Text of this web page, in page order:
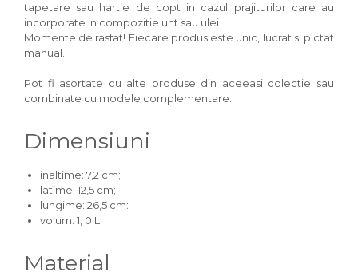
tapetare sau hartie de copt in cazul prajiturilor care au
incorporate in compozitie unt sau ulei.
Momente de rasfat! Fiecare produs este unic, lucrat si pictat
manual.
Pot fi asortate cu alte produse din aceeasi colectie sau
combinate cu modele complementare.
Dimensiuni
inaltime: 7,2 cm;
latime: 12,5 cm;
lungime: 26,5 cm:
volum: 1, 0 L;
Material